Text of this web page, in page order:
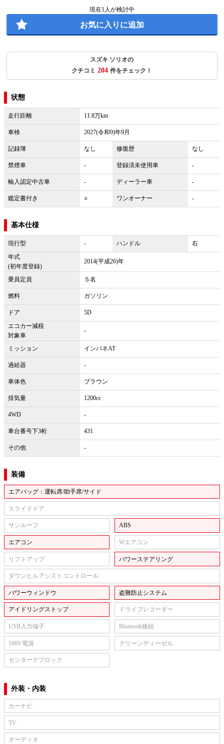
現在1 人が検討中
お気に入りに追加
スズキ ソリオの
クチコミ 204 件をチェック！
状態
走行距離 11.8万km
車検 2027(令和9)年9月
記録簿 なし 修復歴 なし
禁煙車 - 登録済未使用車 -
輸入認定中古車 - ディーラー車 -
鑑定書付き ○ ワンオーナー -
基本仕様
現行型 - ハンドル
右
年式
(初年度登録)
2014(平成26)年
乗員定員 ５名
燃料 ガソリン
ドア
5D
エコカー減税
対象車
-
ミッション インパネAT
過給器 -
車体色 ブラウン
排気量 1200cc
4WD -
車台番号下3桁 431
その他 -
装備
エアバッグ：運転席/助手席/サイド
スライドドア
サンルーフ ABS
エアコン Wエアコン
リフトアップ パワーステアリング
ダウンヒルアシストコントロール
パワーウィンドウ 盗難防止システム
アイドリングストップ ドライブレコーダー
USB入力端子 Bluetooth接続
100V電源 クリーンディーゼル
センターデフロック
外装・内装
カーナビ
TV
オーディオ